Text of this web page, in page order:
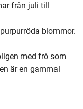
från juli till
blommor.
med frö som
är en gammal